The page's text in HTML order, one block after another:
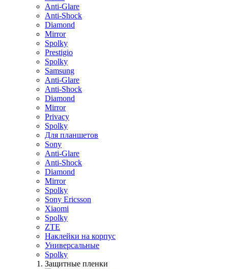
Anti-Glare
Anti-Shock
Diamond
Mirror
Spolky
Prestigio
Spolky
Samsung
Anti-Glare
Anti-Shock
Diamond
Mirror
Privacy
Spolky
Для планшетов
Sony
Anti-Glare
Anti-Shock
Diamond
Mirror
Spolky
Sony Ericsson
Xiaomi
Spolky
ZTE
Наклейки на корпус
Универсальные
Spolky
Защитные пленки